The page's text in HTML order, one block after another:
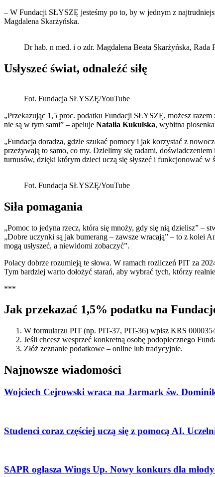
– W Fundacji SŁYSZĘ jesteśmy po to, by w jednym z
Magdalena Skarżyńska.
Dr hab. n med. i o zdr. Magdalena Beata Skarżyńska,
Usłyszeć świat, odnaleźć siłę
Fot. Fundacja SŁYSZĘ/YouTube
„Przekazując 1,5 proc. podatku Fundacji SŁYSZĘ, możesz
nie są w tym sami” – apeluje Natalia Kukulska, wybitna
„Fundacja doradza, gdzie szukać pomocy i jak korzystać z
przeżywają to samo, co my. Dzielimy się radami,
turnusów, dzięki którym dzieci uczą się słyszeć i funkcjonować
Fot. Fundacja SŁYSZĘ/YouTube
Siła pomagania
„Pomoc to jedyna rzecz, która się mnoży, gdy się nią dzielisz”
„Dobre uczynki są jak bumerang – zawsze wracają” – to z kolei
mogą usłyszeć, a niewidomi zobaczyć”.
Polacy dobrze rozumieją te słowa. W ramach rozliczeń PIT za
Tym bardziej warto dołożyć starań, aby wybrać tych, którzy
***
Jak przekazać 1,5% podatku na
W formularzu PIT (np. PIT-37, PIT-36) wpisz KRS
Jeśli chcesz wesprzeć konkretną osobę podopiecznego
Złóż zeznanie podatkowe – online lub tradycyjnie.
Najnowsze wiadomości
Wojciech Cejrowski wraca na Jarmark św.
Studenci coraz częściej uczą się z pomocą AI.
SAPR ogłasza Wings Up. Nowy konkurs dla